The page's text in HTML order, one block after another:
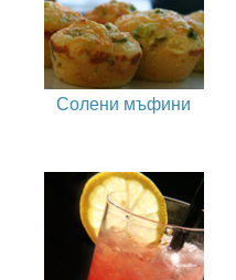
Солени мъфини